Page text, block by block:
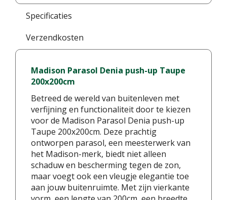
Specificaties
Verzendkosten
Madison Parasol Denia push-up Taupe
200x200cm
Betreed de wereld van buitenleven met
verfijning en functionaliteit door te kiezen
voor de Madison Parasol Denia push-up
Taupe 200x200cm. Deze prachtig
ontworpen parasol, een meesterwerk van
het Madison-merk, biedt niet alleen
schaduw en bescherming tegen de zon,
maar voegt ook een vleugje elegantie toe
aan jouw buitenruimte. Met zijn vierkante